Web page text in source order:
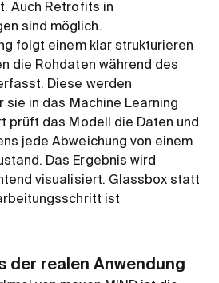
Auch Retrofits in
sind möglich.
folgt einem klar strukturieren
die Rohdaten während des
Diese werden
in das Machine Learning
prüft das Modell die Daten und
jede Abweichung von einem
Das Ergebnis wird
visualisiert. Glassbox statt
ist
der realen Anwendung